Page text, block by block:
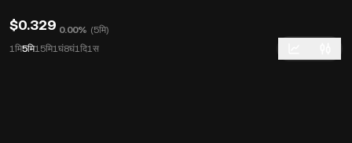
$0.329 0.00% (5मि)
1मि5मि15मि1घं8घं1दि1स